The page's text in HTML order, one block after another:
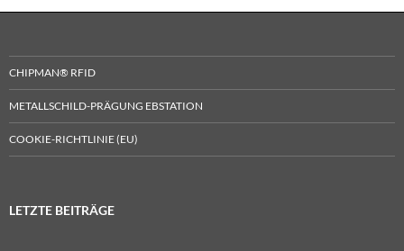
CHIPMAN® RFID
METALLSCHILD-PRÄGUNG EBSTATION
COOKIE-RICHTLINIE (EU)
LETZTE BEITRÄGE